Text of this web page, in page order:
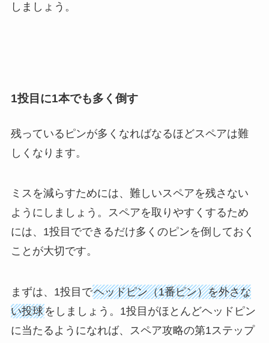
しましょう。
1投目に1本でも多く倒す
残っているピンが多くなればなるほどスペアは難
しくなります。
ミスを減らすためには、難しいスペアを残さない
ようにしましょう。スペアを取りやすくするため
には、1投目でできるだけ多くのピンを倒しておく
ことが大切です。
まずは、1投目でヘッドピン（1番ピン）を外さな
い投球をしましょう。1投目がほとんどヘッドピン
に当たるようになれば、スペア攻略の第1ステップ